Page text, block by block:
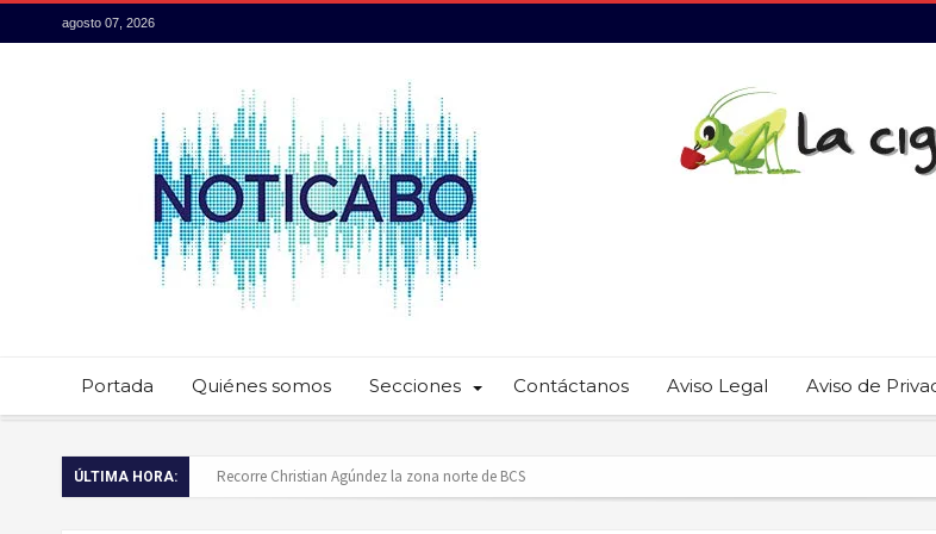
agosto 07, 2026
Portada Quiénes somos Secciones Contáctanos Aviso Legal Aviso de
ÚLTIMA HORA:
Baja California Sur presume su talento culinario: 22 restaurantes reciben las placas de la Guía MICHELIN 2026